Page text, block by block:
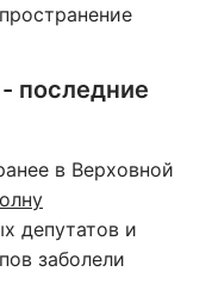
последние
в Верховной
депутатов и
заболели